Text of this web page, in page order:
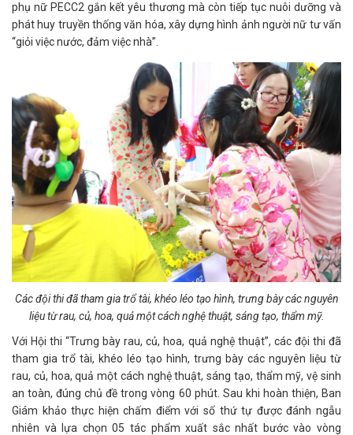
phụ nữ PECC2 gắn kết yêu thương mà còn tiếp tục nuôi dưỡng và
phát huy truyền thống văn hóa, xây dựng hình ảnh người nữ tư vấn
“giỏi việc nước, đảm việc nhà”.
Các đội thi đã tham gia trổ tài, khéo léo tạo hình, trưng bày các nguyên
liệu từ rau, củ, hoa, quả một cách nghệ thuật, sáng tạo, thẩm mỹ.
Với Hội thi “Trưng bày rau, củ, hoa, quả nghệ thuật”, các đội thi đã
tham gia trổ tài, khéo léo tạo hình, trưng bày các nguyên liệu từ
rau, củ, hoa, quả một cách nghệ thuật, sáng tạo, thẩm mỹ, vệ sinh
an toàn, đúng chủ đề trong vòng 60 phút. Sau khi hoàn thiện, Ban
Giám khảo thực hiện chấm điểm với số thứ tự được đánh ngẫu
nhiên và lựa chọn 05 tác phẩm xuất sắc nhất bước vào vòng